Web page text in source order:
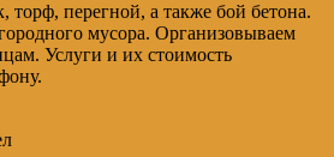
торф, перегной, а также бой бетона.
мусора. Организовываем
Услуги и их стоимость